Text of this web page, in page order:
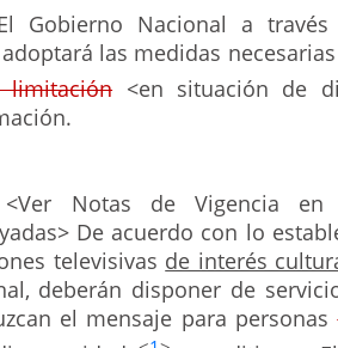
Gobierno Nacional a
las medidas
limitación<en situación de
<Ver Notas de Vigencia
De acuerdo con lo
televisivas de interés
deberán disponer de
el mensaje para personas